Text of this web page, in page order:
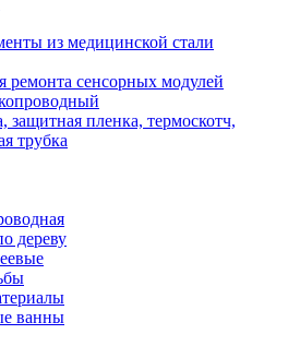
из медицинской стали
ремонта сенсорных модулей
защитная пленка, термоскотч,
трубка
дереву
ванны